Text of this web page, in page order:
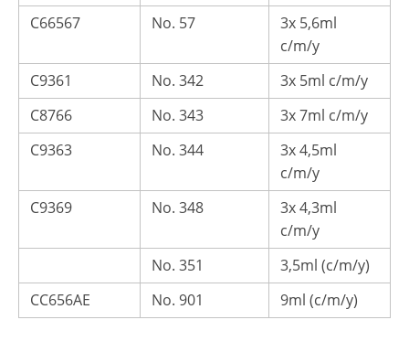
C66567
No. 57
3x 5,6ml
c/m/y
C9361
No. 342
3x 5ml c/m/y
C8766
No. 343
3x 7ml c/m/y
C9363
No. 344
3x 4,5ml
c/m/y
C9369
No. 348
3x 4,3ml
c/m/y
No. 351
3,5ml (c/m/y)
CC656AE
No. 901 9ml (c/m/y)